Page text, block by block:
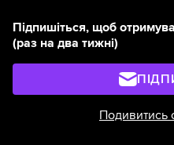
Підпишіться, щоб
(раз на два тижні)
Подивитись